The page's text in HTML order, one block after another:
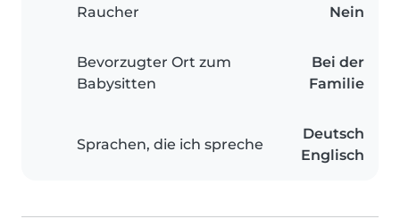
Raucher Nein
Bevorzugter Ort zum
Babysitten
Bei der
Familie
Sprachen, die ich spreche
Deutsch
Englisch